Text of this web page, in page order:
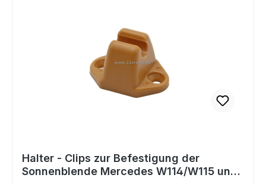
Halter - Clips zur Befestigung der
Sonnenblende Mercedes W114/W115 und